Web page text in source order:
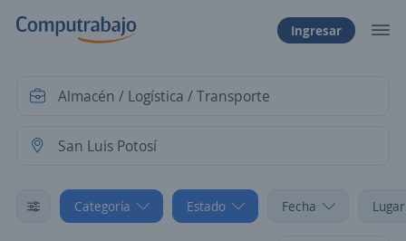
Ingresar
Categoría Estado Fecha